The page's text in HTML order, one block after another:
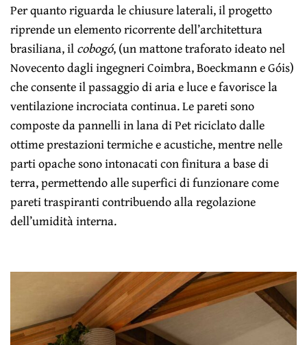
Per quanto riguarda le chiusure laterali, il progetto
riprende un elemento ricorrente dell’architettura
brasiliana, ilcobogó, (un mattone traforato ideato nel
Novecento dagli ingegneri Coimbra, Boeckmann e Góis)
che consente il passaggio di aria e luce e favorisce la
ventilazione incrociata continua. Le pareti sono
composte da pannelli in lana di Pet riciclato dalle
ottime prestazioni termiche e acustiche, mentre nelle
parti opache sono intonacati con finitura a base di
terra, permettendo alle superfici di funzionare come
pareti traspiranti contribuendo alla regolazione
dell’umidità interna.